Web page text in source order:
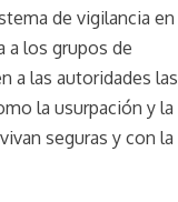
de vigilancia en
a los grupos de
a las autoridades las
la usurpación y la
seguras y con la